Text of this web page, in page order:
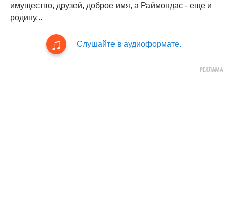
имущество, друзей, доброе имя, а Раймондас - еще и
родину...
Слушайте в аудиоформате.